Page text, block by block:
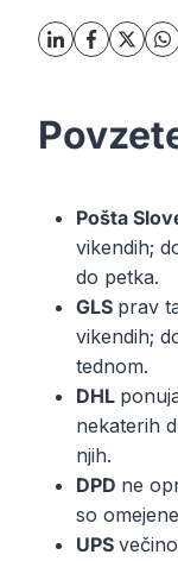
Pošta
vikendih;
do petka.
GLS prav
vikendih;
tednom.
DHL
nekaterih
njih.
DPD ne
so
UPS